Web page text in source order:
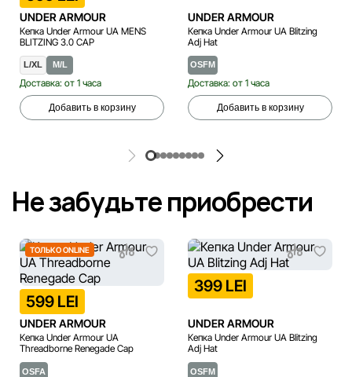
UNDER ARMOUR
Кепка Under Armour UA MENS
BLITZING 3.0 CAP
L/XL M/L
Доставка: от 1 часа
Добавить в корзину
UNDER ARMOUR
Кепка Under Armour UA Blitzing
Adj Hat
OSFM
Доставка: от 1 часа
Добавить в корзину
Не забудьте приобрести
ТОЛЬКО ONLINE
599 LEI
UNDER ARMOUR
Кепка Under Armour UA
Threadborne Renegade Cap
OSFA
399 LEI
UNDER ARMOUR
Кепка Under Armour UA Blitzing
Adj Hat
OSFM